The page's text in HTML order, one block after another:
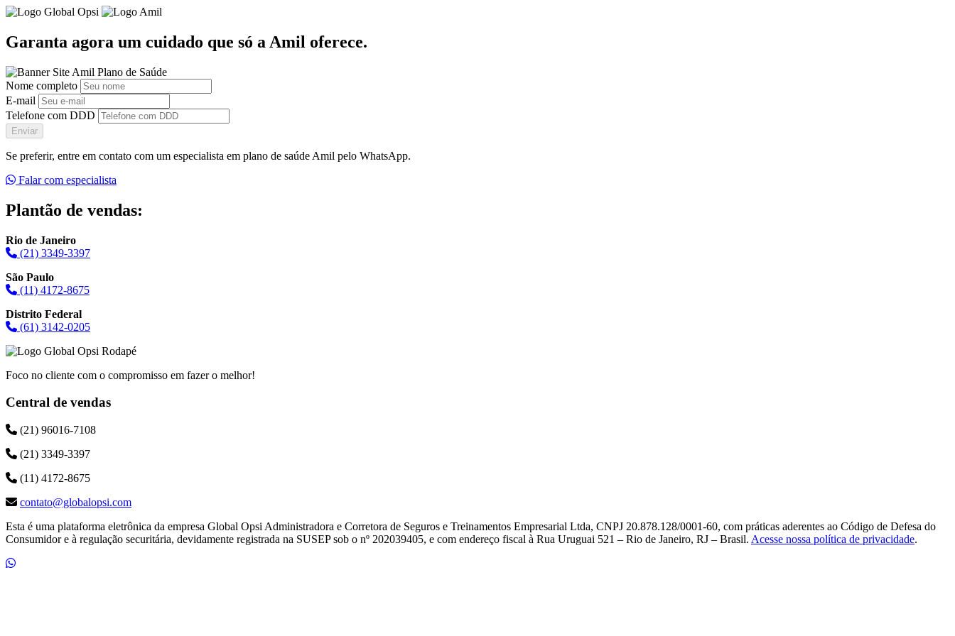
Garanta agora um cuidado que só a Amil oferece.
Nome completo
E-mail
Telefone com DDD
Enviar
Se preferir, entre em contato com um especialista em plano de saúde Amil pelo WhatsApp.
Falar com especialista
Plantão de vendas:
Rio de Janeiro
(21) 3349-3397
São Paulo
(11) 4172-8675
Distrito Federal
(61) 3142-0205
Foco no cliente com o compromisso em fazer o melhor!
Central de vendas
(21) 96016-7108
(21) 3349-3397
(11) 4172-8675
contato@globalopsi.com
Esta é uma plataforma eletrônica da empresa Global Opsi Administradora e Corretora de Seguros e Treinamentos Empresarial Ltda, CNPJ 20.878.128/0001-60, com práticas aderentes ao Código de Defesa do
Consumidor e à regulação securitária, devidamente registrada na SUSEP sob o nº 202039405, e com endereço fiscal à Rua Uruguai 521 – Rio de Janeiro, RJ – Brasil. Acesse nossa política de privacidade.